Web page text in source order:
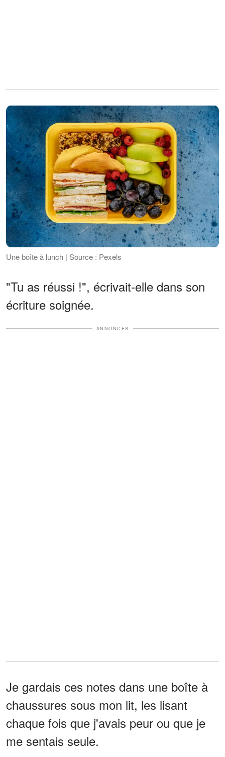
Une boîte à lunch | Source : Pexels
"Tu as réussi !", écrivait-elle dans son
écriture soignée.
ANNONCES
Je gardais ces notes dans une boîte à
chaussures sous mon lit, les lisant
chaque fois que j'avais peur ou que je
me sentais seule.